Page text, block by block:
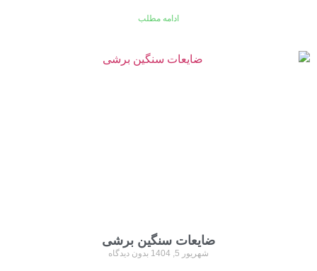
ادامه مطلب
ضایعات سنگین برشی
شهریور 5, 1404 بدون دیدگاه